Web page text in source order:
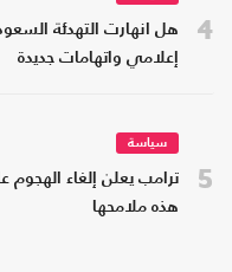
4
هل انهارت التهدئة
إعلامي واتهامات جديدة
5
سياسة
ترامب يعلن إلغاء
هذه ملامحها